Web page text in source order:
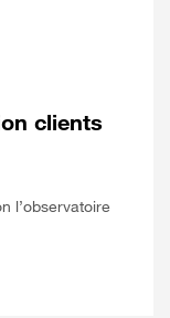
clients
l’observatoire